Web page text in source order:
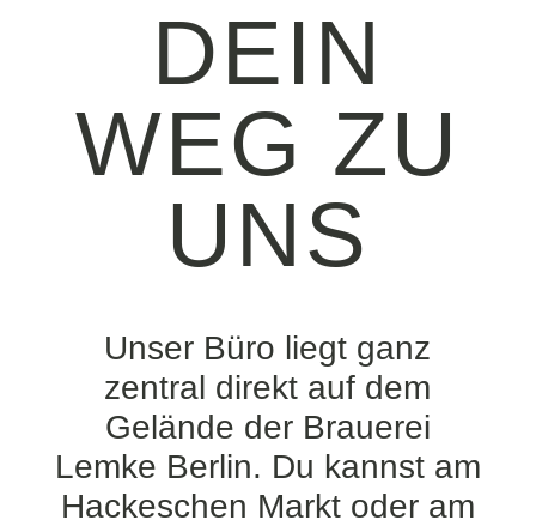
DEIN
WEG ZU
UNS
Unser Büro liegt ganz
zentral direkt auf dem
Gelände der Brauerei
Lemke Berlin. Du kannst am
Hackeschen Markt oder am